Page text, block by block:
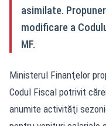
asimilate.
modificare a
MF.
Ministerul Finanţelor
Codul Fiscal potrivit
anumite activităţi